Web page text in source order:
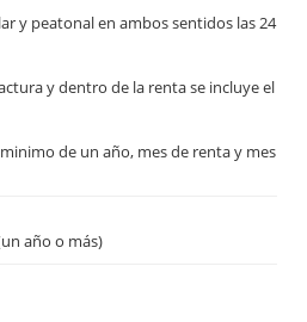
y peatonal en ambos sentidos las 24
y dentro de la renta se incluye el
de un año, mes de renta y mes
año o más)